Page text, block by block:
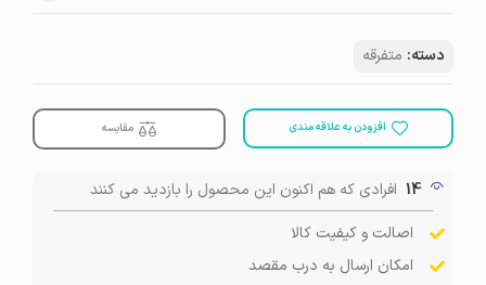
دسته: متفرقه
افزودن به علاقه مندی مقایسه
14 افرادی که هم اکنون این محصول را بازدید می کنند
اصالت و کیفیت کالا
امکان ارسال به درب مقصد